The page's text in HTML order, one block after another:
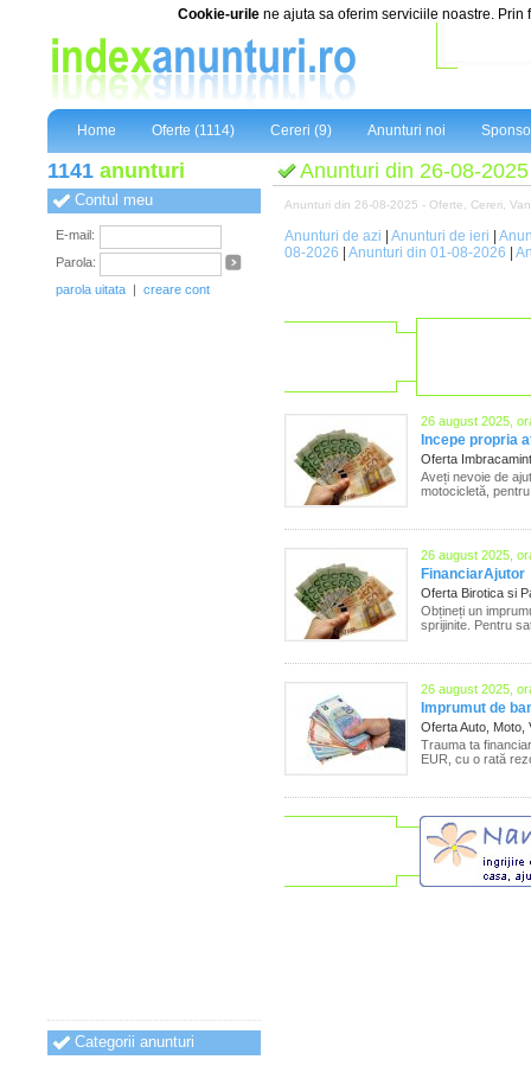
Cookie-urile ne ajuta sa oferim serviciile noastre.
Home Oferte (1114) Cereri (9) Anunturi noi
1141 anunturi
Contul meu
E-mail:
Parola:
parola uitata | creare cont
Categorii anunturi
Anunturi din 26-08-2025
Anunturi din 26-08-2025 - Oferte, Cereri,
Anunturi de azi Anunturi de ieri
08-2026
Anunturi din 01-08-2026
26 august 2025,
Incepe propria
Oferta
Aveți nevoie de
motocicletă,
26 august 2025,
FinanciarAjutor
Oferta Birotica si
Obțineți un
sprijinite. Pentru
26 august 2025,
Imprumut de
Oferta Auto, Moto,
Trauma ta
EUR, cu o rată